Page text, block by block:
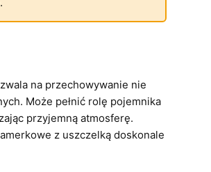
na przechowywanie nie
Może pełnić rolę pojemnika
przyjemną atmosferę.
z uszczelką doskonale